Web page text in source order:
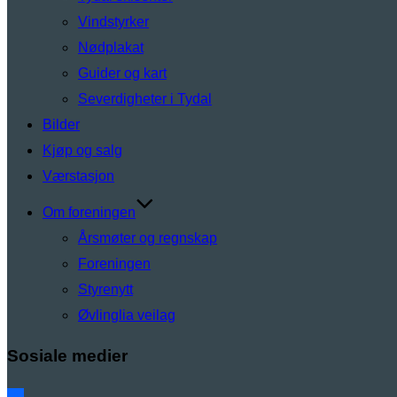
Vindstyrker
Nødplakat
Guider og kart
Severdigheter i Tydal
Bilder
Kjøp og salg
Værstasjon
Om foreningen
Årsmøter og regnskap
Foreningen
Styrenytt
Øvlinglia veilag
Sosiale medier